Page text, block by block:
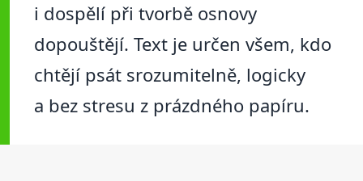
i dospělí při tvorbě osnovy
dopouštějí. Text je určen všem, kdo
chtějí psát srozumitelně, logicky
a bez stresu z prázdného papíru.